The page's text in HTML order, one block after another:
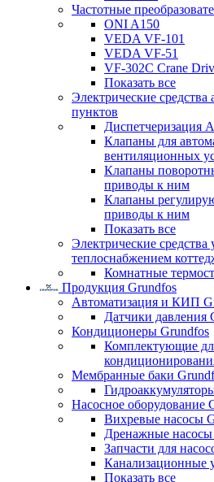
Частотные
ONI A150
VEDA VF-101
VEDA VF-51
VF-302C Crane
Показать все
Электрические
пунктов
Клапаны для
вентиляционных
Клапаны
приводы к ним
Клапаны
приводы к ним
Показать все
Электрические средства
теплоснабжением
Комнатные
Продукция Grundfos
Автоматизация и КИП
Датчики давления
Кондиционеры Grundfos
Комплектующие
Мембранные баки
Насосное оборудование
Вихревые насосы
Дренажные насосы
Запчасти для
Канализационные
Показать все